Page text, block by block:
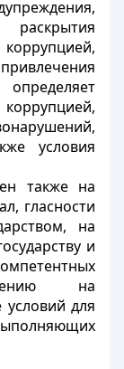
условия
также на
гласности
на
и
на
условий для